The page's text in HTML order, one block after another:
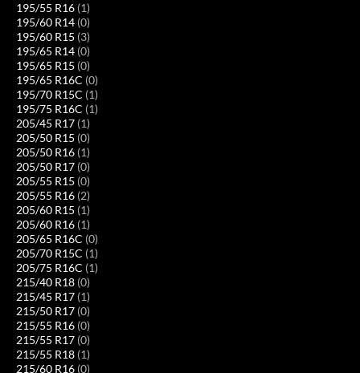
195/55 R16 (1)
195/60 R14 (0)
195/60 R15 (3)
195/65 R14 (0)
195/65 R15 (0)
195/65 R16C (0)
195/70 R15C (1)
195/75 R16C (1)
205/45 R17 (1)
205/50 R15 (0)
205/50 R16 (1)
205/50 R17 (0)
205/55 R15 (0)
205/55 R16 (2)
205/60 R15 (1)
205/60 R16 (1)
205/65 R16C (0)
205/70 R15C (1)
205/75 R16C (1)
215/40 R18 (0)
215/45 R17 (1)
215/50 R17 (0)
215/55 R16 (0)
215/55 R17 (0)
215/55 R18 (1)
215/60 R16 (0)